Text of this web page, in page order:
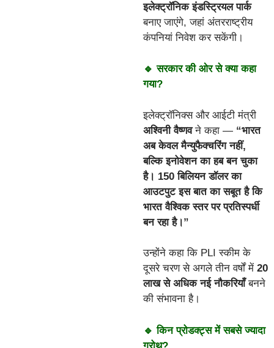
इलेक्ट्रॉनिक इंडस्ट्रियल पार्क
बनाए जाएंगे, जहां अंतरराष्ट्रीय
कंपनियां निवेश कर सकेंगी।
🔹 सरकार की ओर से क्या कहा
गया?
इलेक्ट्रॉनिक्स और आईटी मंत्री
अश्विनी वैष्णवने कहा — “भारत
अब केवल मैन्युफैक्चरिंग नहीं,
बल्कि इनोवेशन का हब बन चुका
है। 150 बिलियन डॉलर का
आउटपुट इस बात का सबूत है कि
भारत वैश्विक स्तर पर प्रतिस्पर्धी
बन रहा है।”
उन्होंने कहा कि PLI स्कीम के
दूसरे चरण से अगले तीन वर्षों में 20
लाख से अधिक नई नौकरियाँबनने
की संभावना है।
🔹 किन प्रोडक्ट्स में सबसे ज्यादा
ग्रोथ?